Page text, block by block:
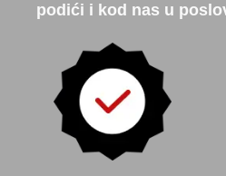
podići i kod nas u